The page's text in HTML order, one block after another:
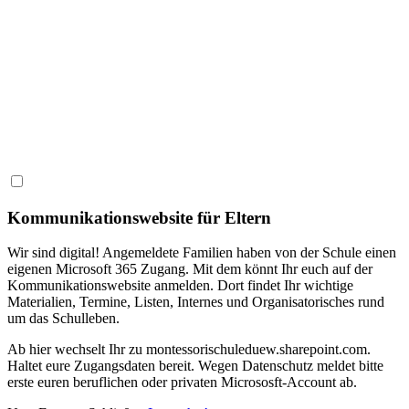
Kommunikationswebsite für Eltern
Wir sind digital! Angemeldete Familien haben von der Schule einen
eigenen Microsoft 365 Zugang. Mit dem könnt Ihr euch auf der
Kommunikationswebsite anmelden. Dort findet Ihr wichtige
Materialien, Termine, Listen, Internes und Organisatorisches rund
um das Schulleben.
Ab hier wechselt Ihr zu montessorischuleduew.sharepoint.com.
Haltet eure Zugangsdaten bereit. Wegen Datenschutz meldet bitte
erste euren beruflichen oder privaten Micrososft-Account ab.